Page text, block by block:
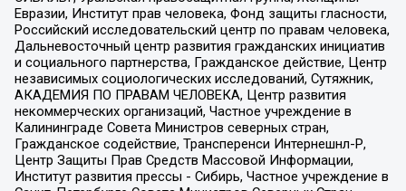
Евразии, Институт прав человека, Фонд защиты гласности,
Российский исследовательский центр по правам человека,
Дальневосточный центр развития гражданских инициатив
и социального партнерства, Гражданское действие, Центр
независимых социологических исследований, Сутяжник,
АКАДЕМИЯ ПО ПРАВАМ ЧЕЛОВЕКА, Центр развития
некоммерческих организаций, Частное учреждение в
Калининграде Совета Министров северных стран,
Гражданское содействие, Трансперенси Интернешнл-Р,
Центр Защиты Прав Средств Массовой Информации,
Институт развития прессы - Сибирь, Частное учреждение в